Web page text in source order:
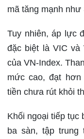
mã tăng mạnh như
Tuy nhiên, áp lực
đặc biệt là VIC và
của VN-Index.
mức cao, đạt hơn
tiền chưa rút khỏi
Khối ngoại tiếp tục
ba sàn, tập trung